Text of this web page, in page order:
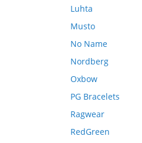
Luhta
Musto
No Name
Nordberg
Oxbow
PG Bracelets
Ragwear
RedGreen